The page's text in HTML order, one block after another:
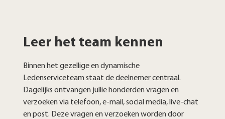
Leer het team kennen
Binnen het gezellige en dynamische
Ledenserviceteam staat de deelnemer centraal.
Dagelijks ontvangen jullie honderden vragen en
verzoeken via telefoon, e-mail, social media, live-chat
en post. Deze vragen en verzoeken worden door